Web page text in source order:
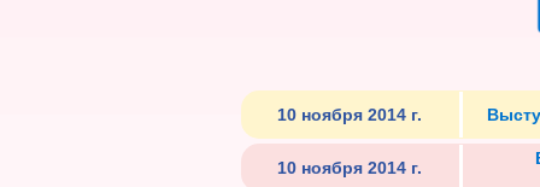
10 ноября 2014 г.
10 ноября 2014 г.